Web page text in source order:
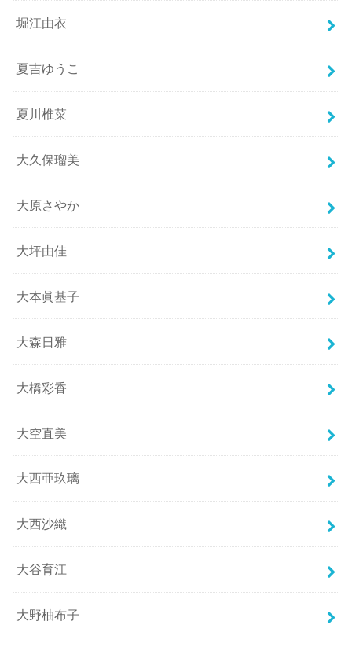
堀江由衣
夏吉ゆうこ
夏川椎菜
大久保瑠美
大原さやか
大坪由佳
大本眞基子
大森日雅
大橋彩香
大空直美
大西亜玖璃
大西沙織
大谷育江
大野柚布子